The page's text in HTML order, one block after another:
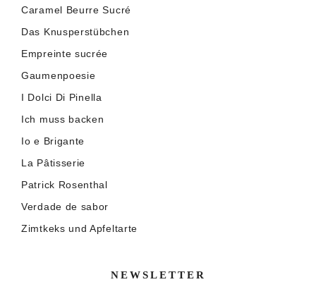
Caramel Beurre Sucré
Das Knusperstübchen
Empreinte sucrée
Gaumenpoesie
I Dolci Di Pinella
Ich muss backen
Io e Brigante
La Pâtisserie
Patrick Rosenthal
Verdade de sabor
Zimtkeks und Apfeltarte
NEWSLETTER